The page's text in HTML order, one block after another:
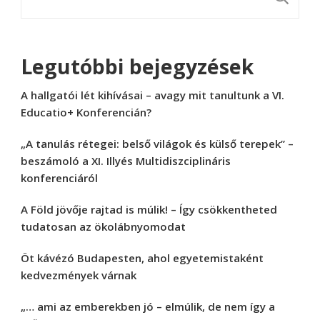
Legutóbbi bejegyzések
A hallgatói lét kihívásai – avagy mit tanultunk a VI.
Educatio+ Konferencián?
„A tanulás rétegei: belső világok és külső terepek” –
beszámoló a XI. Illyés Multidiszciplináris
konferenciáról
A Föld jövője rajtad is múlik! – Így csökkentheted
tudatosan az ökolábnyomodat
Öt kávézó Budapesten, ahol egyetemistaként
kedvezmények várnak
„… ami az emberekben jó – elmúlik, de nem így a